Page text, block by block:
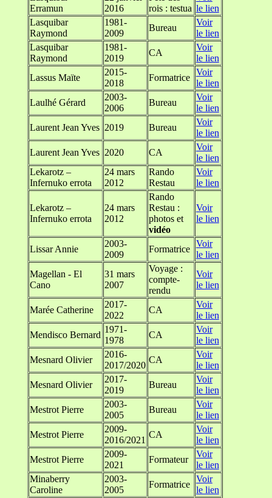
Erramun
2016
rois : testua le lien
Lasquibar
Raymond
1981-
2009
Bureau
Voir
le lien
Lasquibar
Raymond
1981-
2019
CA
Voir
le lien
Lassus Maïte
2015-
2018
Formatrice
Voir
le lien
Laulhé Gérard
2003-
2006
Bureau
Voir
le lien
Laurent Jean Yves 2019 Bureau
Voir
le lien
Laurent Jean Yves 2020 CA
Voir
le lien
Lekarotz –
Infernuko errota
24 mars
2012
Rando
Restau
Voir
le lien
Lekarotz –
Infernuko errota
24 mars
2012
Rando
Restau :
photos et
vidéo
Voir
le lien
Lissar Annie
2003-
2009
Formatrice
Voir
le lien
Magellan - El
Cano
31 mars
2007
Voyage :
compte-
rendu
Voir
le lien
Marée Catherine
2017-
2022
CA
Voir
le lien
Mendisco Bernard
1971-
1978
CA
Voir
le lien
Mesnard Olivier
2016-
2017/2020
CA
Voir
le lien
Mesnard Olivier
2017-
2019
Bureau
Voir
le lien
Mestrot Pierre
2003-
2005
Bureau
Voir
le lien
Mestrot Pierre
2009-
2016/2021
CA
Voir
le lien
Mestrot Pierre
2009-
2021
Formateur
Voir
le lien
Minaberry
Caroline
2003-
2005
Formatrice
Voir
le lien